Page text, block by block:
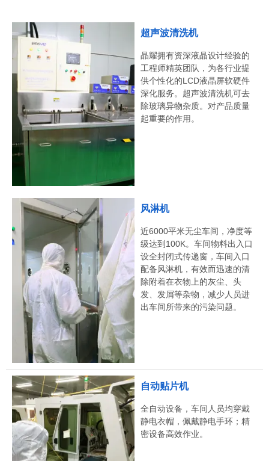
超声波清洗机
晶耀拥有资深液晶设计经验的
工程师精英团队，为各行业提
供个性化的LCD液晶屏软硬件
深化服务。超声波清洗机可去
除玻璃异物杂质。对产品质量
起重要的作用。
风淋机
近6000平米无尘车间，净度等
级达到100K。车间物料出入口
设全封闭式传递窗，车间入口
配备风淋机，有效而迅速的清
除附着在衣物上的灰尘、头
发、发屑等杂物，减少人员进
出车间所带来的污染问题。
自动贴片机
全自动设备，车间人员均穿戴
静电衣帽，佩戴静电手环；精
密设备高效作业。